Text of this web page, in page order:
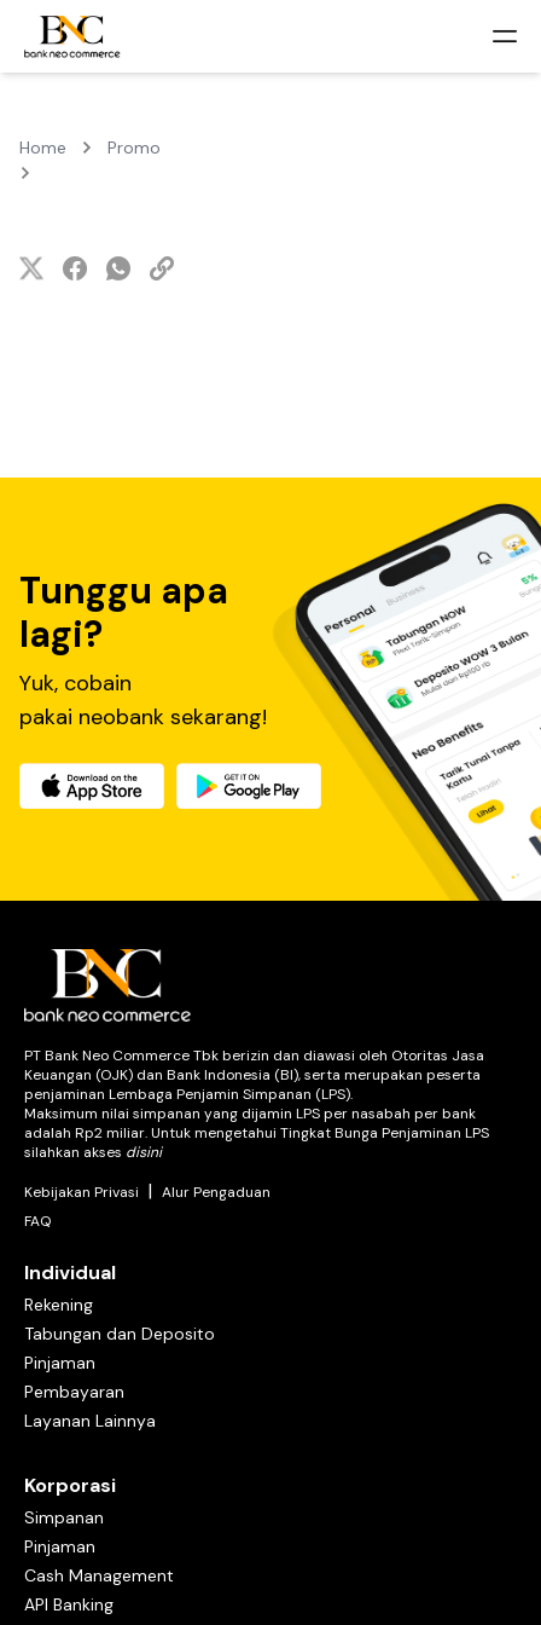
Home Promo
Tunggu apa
lagi?
Yuk, cobain
pakai neobank sekarang!
PT Bank Neo Commerce Tbk berizin dan diawasi oleh Otoritas Jasa
Keuangan (OJK) dan Bank Indonesia (BI), serta merupakan peserta
penjaminan Lembaga Penjamin Simpanan (LPS).
Maksimum nilai simpanan yang dijamin LPS per nasabah per bank
adalah Rp2 miliar. Untuk mengetahui Tingkat Bunga Penjaminan LPS
silahkan akses disini
Kebijakan Privasi | Alur Pengaduan
FAQ
Individual
Rekening
Tabungan dan Deposito
Pinjaman
Pembayaran
Layanan Lainnya
Korporasi
Simpanan
Pinjaman
Cash Management
API Banking